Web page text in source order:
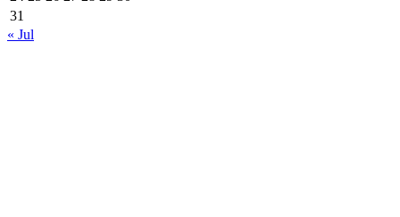
31
« Jul